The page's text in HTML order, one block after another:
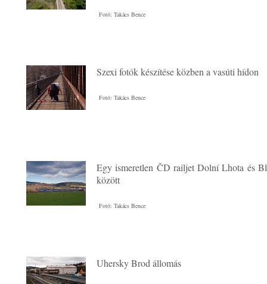
Fotó: Takács Bence
Szexi fotók készítése közben a vasúti hídon
Fotó: Takács Bence
Egy ismeretlen ČD railjet Dolní Lhota és
között
Fotó: Takács Bence
Uhersky Brod állomás